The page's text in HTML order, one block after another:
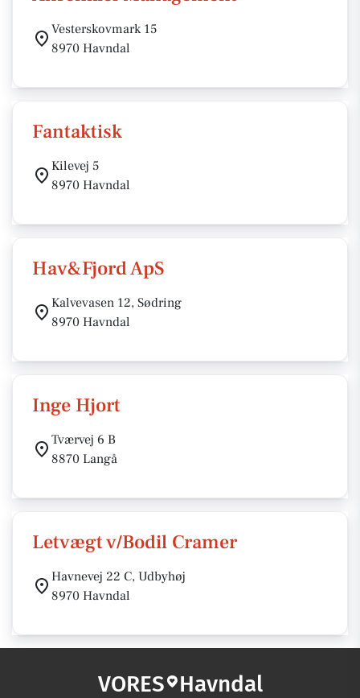
Vesterskovmark 15
8970 Havndal
Fantaktisk
Kilevej 5
8970 Havndal
Hav&Fjord ApS
Kalvevasen 12, Sødring
8970 Havndal
Inge Hjort
Tværvej 6 B
8870 Langå
Letvægt v/Bodil Cramer
Havnevej 22 C, Udbyhøj
8970 Havndal
VORES Havndal